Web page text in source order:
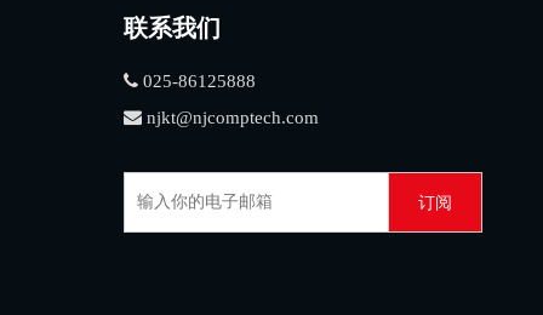
联系我们
 025-86125888
 njkt@njcomptech.com
订阅